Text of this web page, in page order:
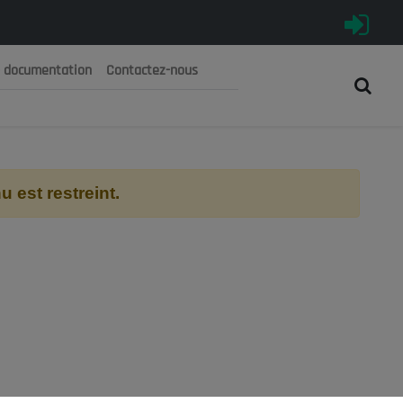
الجزائرية الديمقراطية الشعبية
documentation Contactez-nous
est restreint.